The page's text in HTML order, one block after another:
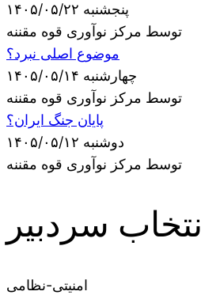
پنجشنبه ۱۴۰۵/۰۵/۲۲
توسط مرکز نوآوری قوه مقننه
موضوع اصلی نبرد؟
چهارشنبه ۱۴۰۵/۰۵/۱۴
توسط مرکز نوآوری قوه مقننه
پایان جنگ ایران؟
دوشنبه ۱۴۰۵/۰۵/۱۲
توسط مرکز نوآوری قوه مقننه
انتخاب سردبیر
امنیتی-نظامی